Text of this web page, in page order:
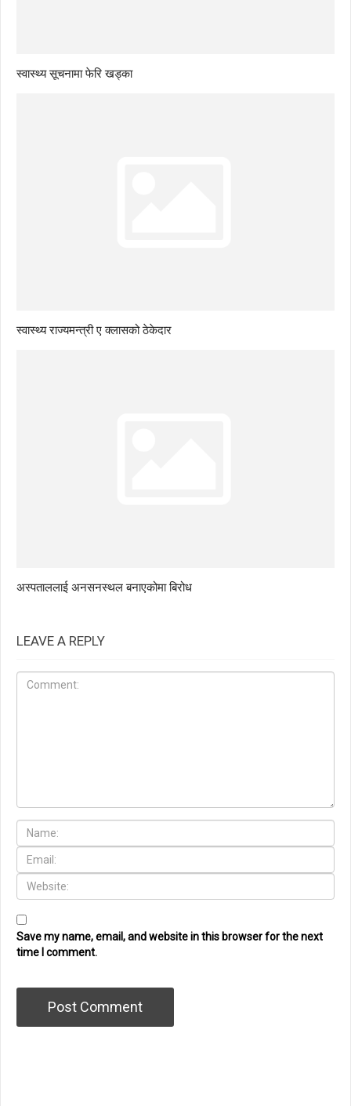
स्वास्थ्य सूचनामा फेरि खड्का
स्वास्थ्य राज्यमन्त्री ए क्लासको ठेकेदार
अस्पताललाई अनसनस्थल बनाएकोमा बिरोध
LEAVE A REPLY
Save my name, email, and website in this browser for the next
time I comment.